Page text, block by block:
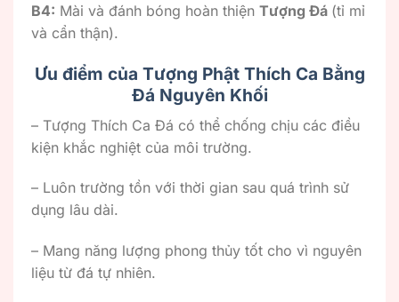
B4: Mài và đánh bóng hoàn thiện Tượng Đá (tỉ mỉ
và cẩn thận).
Ưu điểm của Tượng Phật Thích Ca Bằng
Đá Nguyên Khối
– Tượng Thích Ca Đá có thể chống chịu các điều
kiện khắc nghiệt của môi trường.
– Luôn trường tồn với thời gian sau quá trình sử
dụng lâu dài.
– Mang năng lượng phong thủy tốt cho vì nguyên
liệu từ đá tự nhiên.